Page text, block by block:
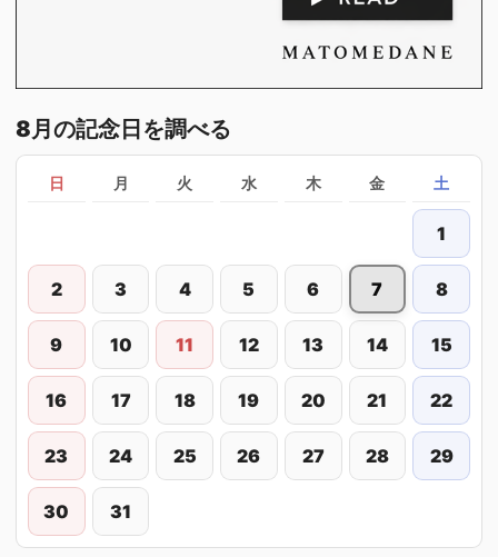
8月の記念日を調べる
日 月 火 水 木 金 土
1
2 3 4 5 6 7 8
9 10 11 12 13 14 15
16 17 18 19 20 21 22
23 24 25 26 27 28 29
30 31